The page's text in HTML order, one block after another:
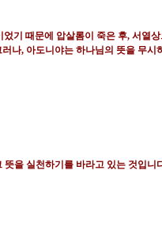
기 때문에 압살롬이 죽은 후, 서열
러나, 아도니야는 하나님의 뜻을 무시
을 실천하기를 바라고 있는 것입니